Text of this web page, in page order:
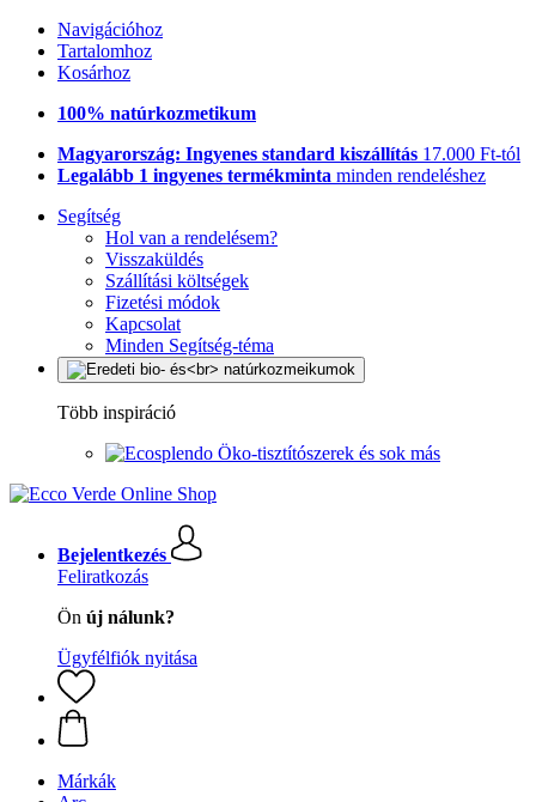
Navigációhoz
Tartalomhoz
Kosárhoz
100% natúrkozmetikum
Magyarország: Ingyenes standard kiszállítás 17.000 Ft-tól
Legalább 1 ingyenes termékminta minden rendeléshez
Segítség
Hol van a rendelésem?
Visszaküldés
Szállítási költségek
Fizetési módok
Kapcsolat
Minden Segítség-téma
Több inspiráció
Öko-tisztítószerek és sok más
Bejelentkezés
Feliratkozás
Ön új nálunk?
Ügyfélfiók nyitása
Márkák